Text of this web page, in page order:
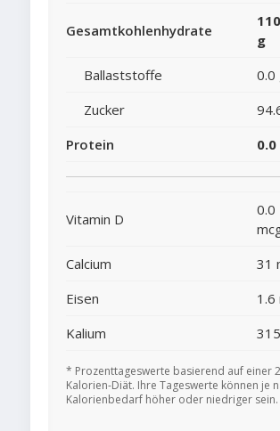
Gesamtkohlenhydrate
g
Ballaststoffe 0.0
Zucker
Protein
Vitamin D
0.0
Calcium 31
Eisen
1.6
Kalium
* Prozenttageswerte basierend auf einer
Kalorien-Diät. Ihre Tageswerte können je
Kalorienbedarf höher oder niedriger sein.